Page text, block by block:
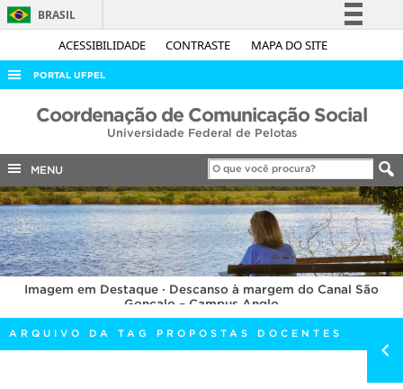
ACESSIBILIDADE CONTRASTE MAPA DO SITE
BRASIL
Simplifique!
Acesso à informação
Legislação
Canais
PORTAL UFPEL
ACESSO À INFORMAÇÃO
COBALTO
CONCURSOS
EDITAIS
INTERNACIONAL
OUVIDORIA
PORTARIAS
TELEFONES
Coordenação de Comunicação Social
Universidade Federal de Pelotas
MENU
Imagem em Destaque · Descanso à margem do Canal São
Gonçalo – Campus Anglo
ARQUIVO DA TAG PROPOSTAS DOCENTES